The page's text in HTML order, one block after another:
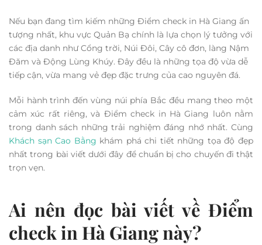
Nếu bạn đang tìm kiếm những Điểm check in Hà Giang ấn
tượng nhất, khu vực Quản Bạ chính là lựa chọn lý tưởng với
các địa danh như Cổng trời, Núi Đôi, Cây cô đơn, làng Nậm
Đăm và Động Lùng Khúy. Đây đều là những tọa độ vừa dễ
tiếp cận, vừa mang vẻ đẹp đặc trưng của cao nguyên đá.
Mỗi hành trình đến vùng núi phía Bắc đều mang theo một
cảm xúc rất riêng, và Điểm check in Hà Giang luôn nằm
trong danh sách những trải nghiệm đáng nhớ nhất. Cùng
Khách sạn Cao Bằng khám phá chi tiết những tọa độ đẹp
nhất trong bài viết dưới đây để chuẩn bị cho chuyến đi thật
trọn vẹn.
Ai nên đọc bài viết về Điểm
check in Hà Giang này?